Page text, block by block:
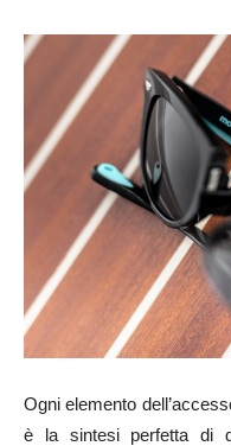
Ogni elemento
è la sintesi perfetta di